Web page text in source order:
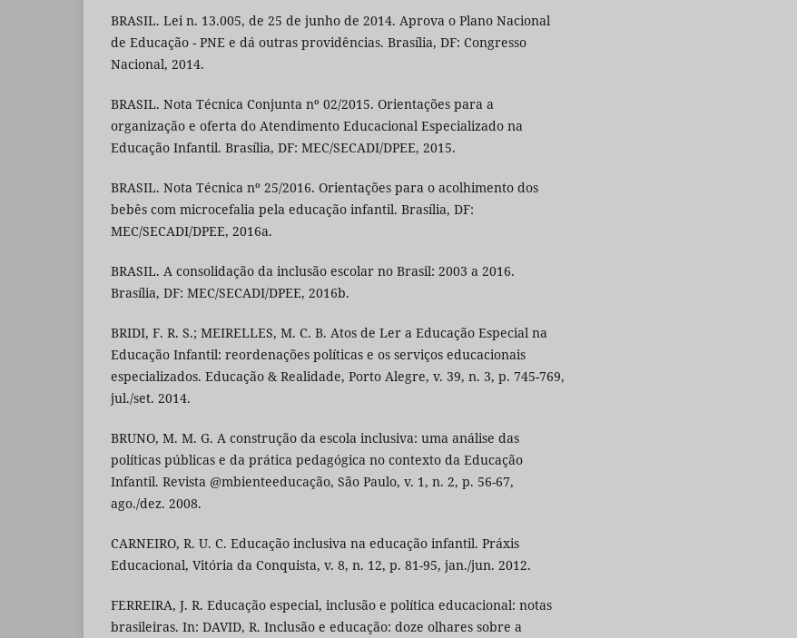
BRASIL. Lei n. 13.005, de 25 de junho de 2014. Aprova o Plano Nacional
de Educação - PNE e dá outras providências. Brasília, DF: Congresso
Nacional, 2014.
BRASIL. Nota Técnica Conjunta nº 02/2015. Orientações para a
organização e oferta do Atendimento Educacional Especializado na
Educação Infantil. Brasília, DF: MEC/SECADI/DPEE, 2015.
BRASIL. Nota Técnica nº 25/2016. Orientações para o acolhimento dos
bebês com microcefalia pela educação infantil. Brasília, DF:
MEC/SECADI/DPEE, 2016a.
BRASIL. A consolidação da inclusão escolar no Brasil: 2003 a 2016.
Brasília, DF: MEC/SECADI/DPEE, 2016b.
BRIDI, F. R. S.; MEIRELLES, M. C. B. Atos de Ler a Educação Especial na
Educação Infantil: reordenações políticas e os serviços educacionais
especializados. Educação & Realidade, Porto Alegre, v. 39, n. 3, p. 745-769,
jul./set. 2014.
BRUNO, M. M. G. A construção da escola inclusiva: uma análise das
políticas públicas e da prática pedagógica no contexto da Educação
Infantil. Revista @mbienteeducação, São Paulo, v. 1, n. 2, p. 56-67,
ago./dez. 2008.
CARNEIRO, R. U. C. Educação inclusiva na educação infantil. Práxis
Educacional, Vitória da Conquista, v. 8, n. 12, p. 81-95, jan./jun. 2012.
FERREIRA, J. R. Educação especial, inclusão e política educacional: notas
brasileiras. In: DAVID, R. Inclusão e educação: doze olhares sobre a